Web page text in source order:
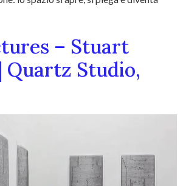
– Stuart
Quartz Studio,